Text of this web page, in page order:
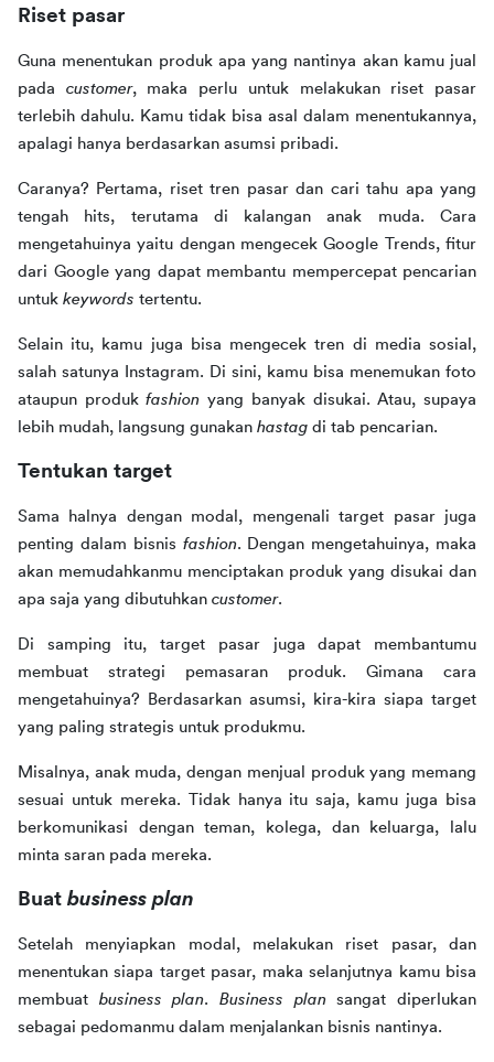
Riset pasar
Guna menentukan produk apa yang nantinya akan kamu jual
pada customer, maka perlu untuk melakukan riset pasar
terlebih dahulu. Kamu tidak bisa asal dalam menentukannya,
apalagi hanya berdasarkan asumsi pribadi.
Caranya? Pertama, riset tren pasar dan cari tahu apa yang
tengah hits, terutama di kalangan anak muda. Cara
mengetahuinya yaitu dengan mengecek Google Trends, fitur
dari Google yang dapat membantu mempercepat pencarian
untuk keywords tertentu.
Selain itu, kamu juga bisa mengecek tren di media sosial,
salah satunya Instagram. Di sini, kamu bisa menemukan foto
ataupun produk fashion yang banyak disukai. Atau, supaya
lebih mudah, langsung gunakan hastag di tab pencarian.
Tentukan target
Sama halnya dengan modal, mengenali target pasar juga
penting dalam bisnis fashion. Dengan mengetahuinya, maka
akan memudahkanmu menciptakan produk yang disukai dan
apa saja yang dibutuhkan customer.
Di samping itu, target pasar juga dapat membantumu
membuat strategi pemasaran produk. Gimana cara
mengetahuinya? Berdasarkan asumsi, kira-kira siapa target
yang paling strategis untuk produkmu.
Misalnya, anak muda, dengan menjual produk yang memang
sesuai untuk mereka. Tidak hanya itu saja, kamu juga bisa
berkomunikasi dengan teman, kolega, dan keluarga, lalu
minta saran pada mereka.
Buat business plan
Setelah menyiapkan modal, melakukan riset pasar, dan
menentukan siapa target pasar, maka selanjutnya kamu bisa
membuat business plan. Business plan sangat diperlukan
sebagai pedomanmu dalam menjalankan bisnis nantinya.